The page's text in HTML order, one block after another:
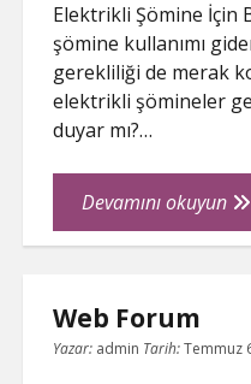
Elektrikli Şömine İçin
şömine kullanımı
gerekliliği de merak
elektrikli şömineler
duyar mı?…
Devamını okuyun
Mi
Web Forum
Yazar: admin Tarih:Temmuz